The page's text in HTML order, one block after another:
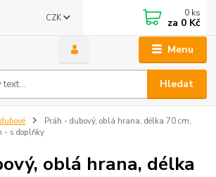
Menu
CZK
Hledat
0 ks
za 0 Kč
Práh - dubový, oblá hrana, délka 70 cm,
- s doplňky
oblá hrana, délka